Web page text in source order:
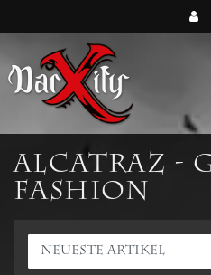
ALCATRAZ
Fashion